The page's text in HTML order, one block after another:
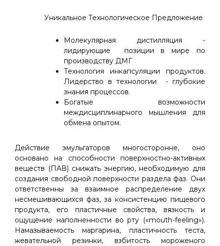
Уникальное Технологическое Предложение
Молекулярная дистилляция -
лидирующие позиции в мире по
производству ДМГ
Технология инкапсуляции продуктов.
Лидерство в технологии - глубокие
знания процессов.
Богатые возможности
междисциплинарного мышления для
обмена опытом.
Действие эмульгаторов многосторонне, оно
основано на способности поверхностно-активных
веществ (ПАВ) снижать энергию, необходимую для
создания свободной поверхности раздела фаз. Они
ответственны за взаимное распределение двух
несмешивающихся фаз, за консистенцию пищевого
продукта, его пластичные свойства, вязкость и
ощущение наполненности во рту («mouth-feeling»).
Намазываемость маргарина, пластичность теста,
жевательной резинки, взбитость мороженого